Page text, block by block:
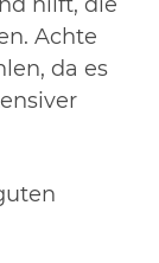
Achte
da es